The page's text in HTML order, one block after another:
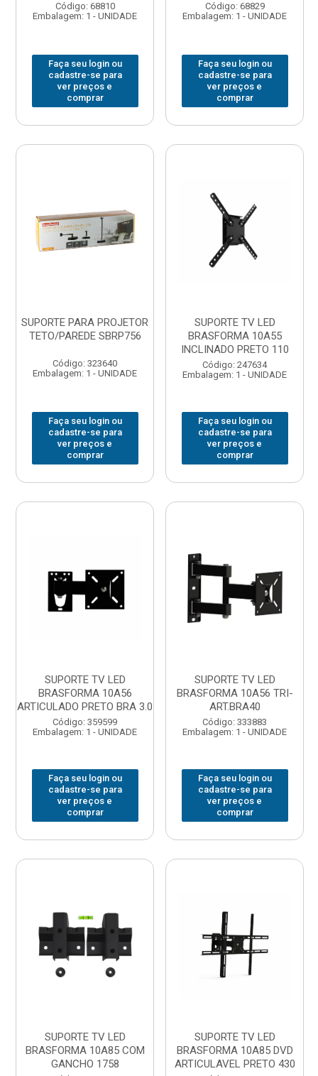
Código: 68810
Embalagem: 1 - UNIDADE
Faça seu login ou
cadastre-se para
ver preços e
comprar
Código: 68829
Embalagem: 1 - UNIDADE
Faça seu login ou
cadastre-se para
ver preços e
comprar
SUPORTE PARA PROJETOR
TETO/PAREDE SBRP756
Código: 323640
Embalagem: 1 - UNIDADE
Faça seu login ou
cadastre-se para
ver preços e
comprar
SUPORTE TV LED
BRASFORMA 10A55
INCLINADO PRETO 110
Código: 247634
Embalagem: 1 - UNIDADE
Faça seu login ou
cadastre-se para
ver preços e
comprar
SUPORTE TV LED
BRASFORMA 10A56
ARTICULADO PRETO BRA 3.0
Código: 359599
Embalagem: 1 - UNIDADE
Faça seu login ou
cadastre-se para
ver preços e
comprar
SUPORTE TV LED
BRASFORMA 10A56 TRI-
ART.BRA40
Código: 333883
Embalagem: 1 - UNIDADE
Faça seu login ou
cadastre-se para
ver preços e
comprar
SUPORTE TV LED
BRASFORMA 10A85 COM
GANCHO 1758
SUPORTE TV LED
BRASFORMA 10A85 DVD
ARTICULAVEL PRETO 430